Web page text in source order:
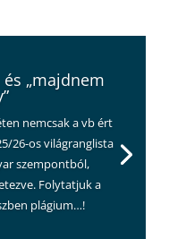
„majdnem
nemcsak a vb ért
26-os világranglista
szempontból,
Folytatjuk a
plágium…!